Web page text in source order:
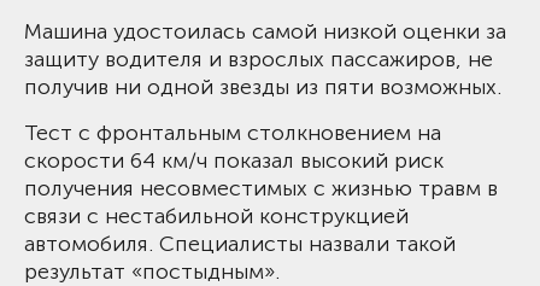
Машина удостоилась самой низкой оценки за
защиту водителя и взрослых пассажиров, не
получив ни одной звезды из пяти возможных.
Тест с фронтальным столкновением на
скорости 64 км/ч показал высокий риск
получения несовместимых с жизнью травм в
связи с нестабильной конструкцией
автомобиля. Специалисты назвали такой
результат «постыдным».